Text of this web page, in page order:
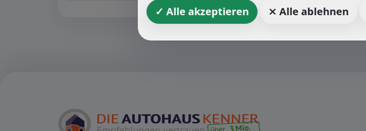
✓ Alle akzeptieren ⨯ Alle ablehnen